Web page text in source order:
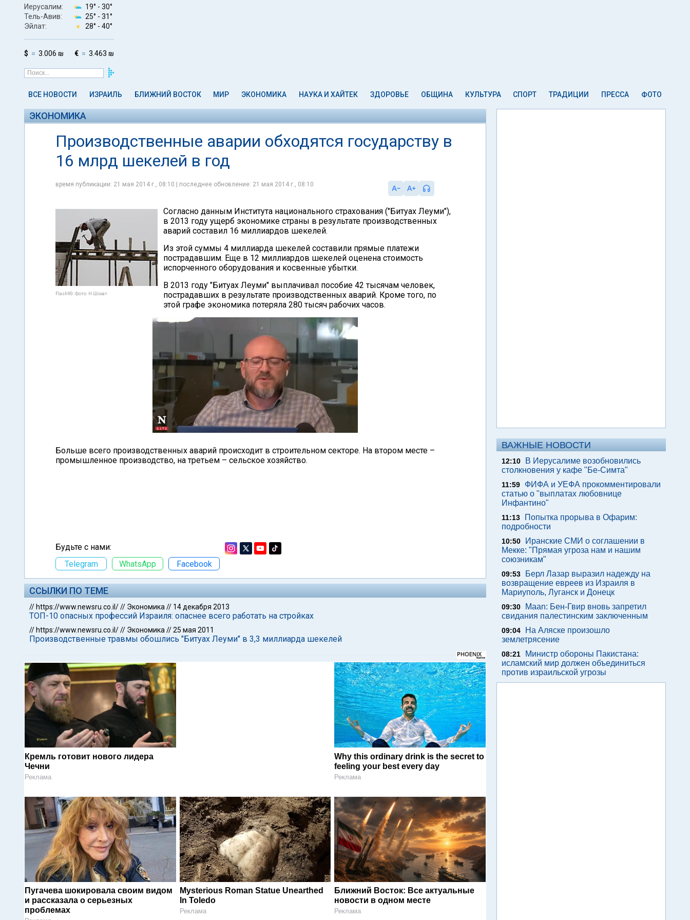
Иерусалим: 19° - 30°
Тель-Авив:
25° - 31°
Эйлат:
28° - 40°
$ 3.006 ₪ € 3.463 ₪
ВСЕ НОВОСТИ ИЗРАИЛЬ БЛИЖНИЙ ВОСТОК МИР ЭКОНОМИКА НАУКА И ХАЙТЕК ЗДОРОВЬЕ ОБЩИНА КУЛЬТУРА СПОРТ ТРАДИЦИИ ПРЕССА ФОТО
ЭКОНОМИКА
Производственные аварии обходятся государству в
16 млрд шекелей в год
время публикации: 21 мая 2014 г., 08:10 | последнее обновление: 21 мая 2014 г., 08:10
Flash90. Фото: Н.Шохат
Согласно данным Института национального страхования ("Битуах Леуми"),
в 2013 году ущерб экономике страны в результате производственных
аварий составил 16 миллиардов шекелей.
Из этой суммы 4 миллиарда шекелей составили прямые платежи
пострадавшим. Еще в 12 миллиардов шекелей оценена стоимость
испорченного оборудования и косвенные убытки.
В 2013 году "Битуах Леуми" выплачивал пособие 42 тысячам человек,
пострадавших в результате производственных аварий. Кроме того, по
этой графе экономика потеряла 280 тысяч рабочих часов.
Больше всего производственных аварий происходит в строительном секторе. На втором месте –
промышленное производство, на третьем – сельское хозяйство.
Будьте с нами:
Telegram
WhatsApp Facebook
ССЫЛКИ ПО ТЕМЕ
// https://www.newsru.co.il/// Экономика // 14 декабря 2013
ТОП-10 опасных профессий Израиля: опаснее всего работать на стройках
// https://www.newsru.co.il/// Экономика //25 мая 2011
Производственные травмы обошлись "Битуах Леуми" в 3,3 миллиарда шекелей
Кремль готовит нового лидера
Чечни
Реклама
Why this ordinary drink is the secret to
feeling your best every day
Реклама
Пугачева шокировала своим видом
и рассказала о серьезных
проблемах
Mysterious Roman Statue Unearthed
In Toledo
Реклама
Ближний Восток: Все актуальные
новости в одном месте
Реклама
ВАЖНЫЕ НОВОСТИ
12:10
В Иерусалиме возобновились
столкновения у кафе "Бе-Симта"
11:59
ФИФА и УЕФА прокомментировали
статью о "выплатах любовнице
Инфантино"
11:13
Попытка прорыва в Офарим:
подробности
10:50
Иранские СМИ о соглашении в
Мекке: "Прямая угроза нам и нашим
союзникам"
09:53
Берл Лазар выразил надежду на
возвращение евреев из Израиля в
Мариуполь, Луганск и Донецк
09:30
Maan: Бен-Гвир вновь запретил
свидания палестинским заключенным
09:04
На Аляске произошло
землетрясение
08:21
Министр обороны Пакистана:
исламский мир должен объединиться
против израильской угрозы